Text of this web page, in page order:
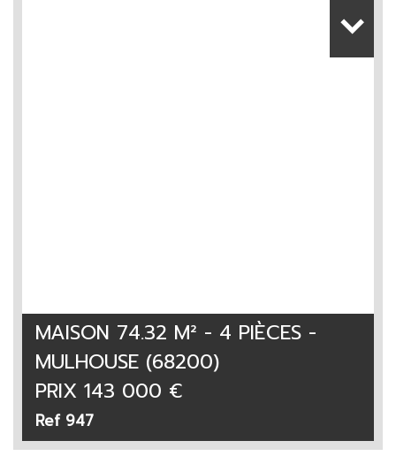
MAISON 74.32 M² - 4 PIÈCES -
MULHOUSE (68200)
PRIX 143 000 €
Ref 947